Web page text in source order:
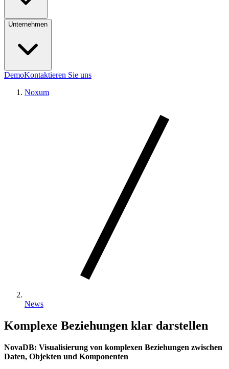
Unternehmen
DemoKontaktieren Sie uns
Noxum
News
Komplexe Beziehungen klar darstellen
NovaDB: Visualisierung von komplexen Beziehungen zwischen
Daten, Objekten und Komponenten